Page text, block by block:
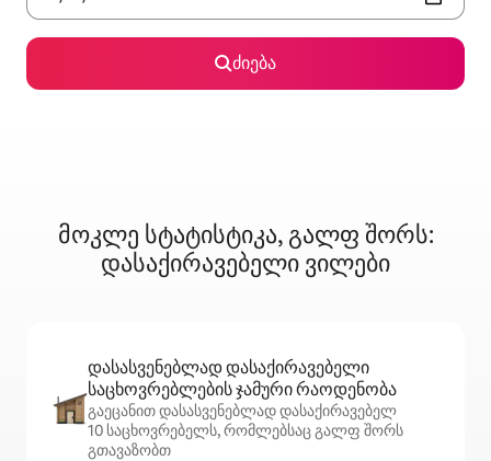
ძიება
მოკლე სტატისტიკა, გალფ შორს:
დასაქირავებელი ვილები
დასასვენებლად დასაქირავებელი
საცხოვრებლების ჯამური რაოდენობა
გაეცანით დასასვენებლად დასაქირავებელ
10 საცხოვრებელს, რომლებსაც გალფ შორს
გთავაზობთ